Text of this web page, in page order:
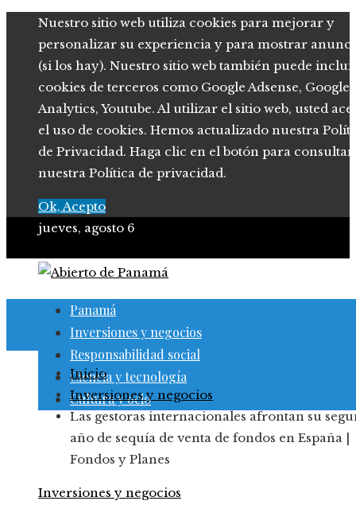
Nuestro sitio web utiliza cookies para mejorar y
personalizar su experiencia y para mostrar
(si los hay). Nuestro sitio web también puede
cookies de terceros como Google Adsense, Google
Analytics, Youtube. Al utilizar el sitio web, usted
el uso de cookies. Hemos actualizado nuestra
de Privacidad. Haga clic en el botón para consultar
nuestra Política de privacidad.
Ok, Acepto
jueves, agosto 6
Panamá
Inversiones y negocios
Responsabilidad social
Ciencia y tecnología
Cultura y ocio
Inicio
Inversiones y negocios
Las gestoras internacionales afrontan su
año de sequía de venta de fondos en España |
Fondos y Planes
Inversiones y negocios